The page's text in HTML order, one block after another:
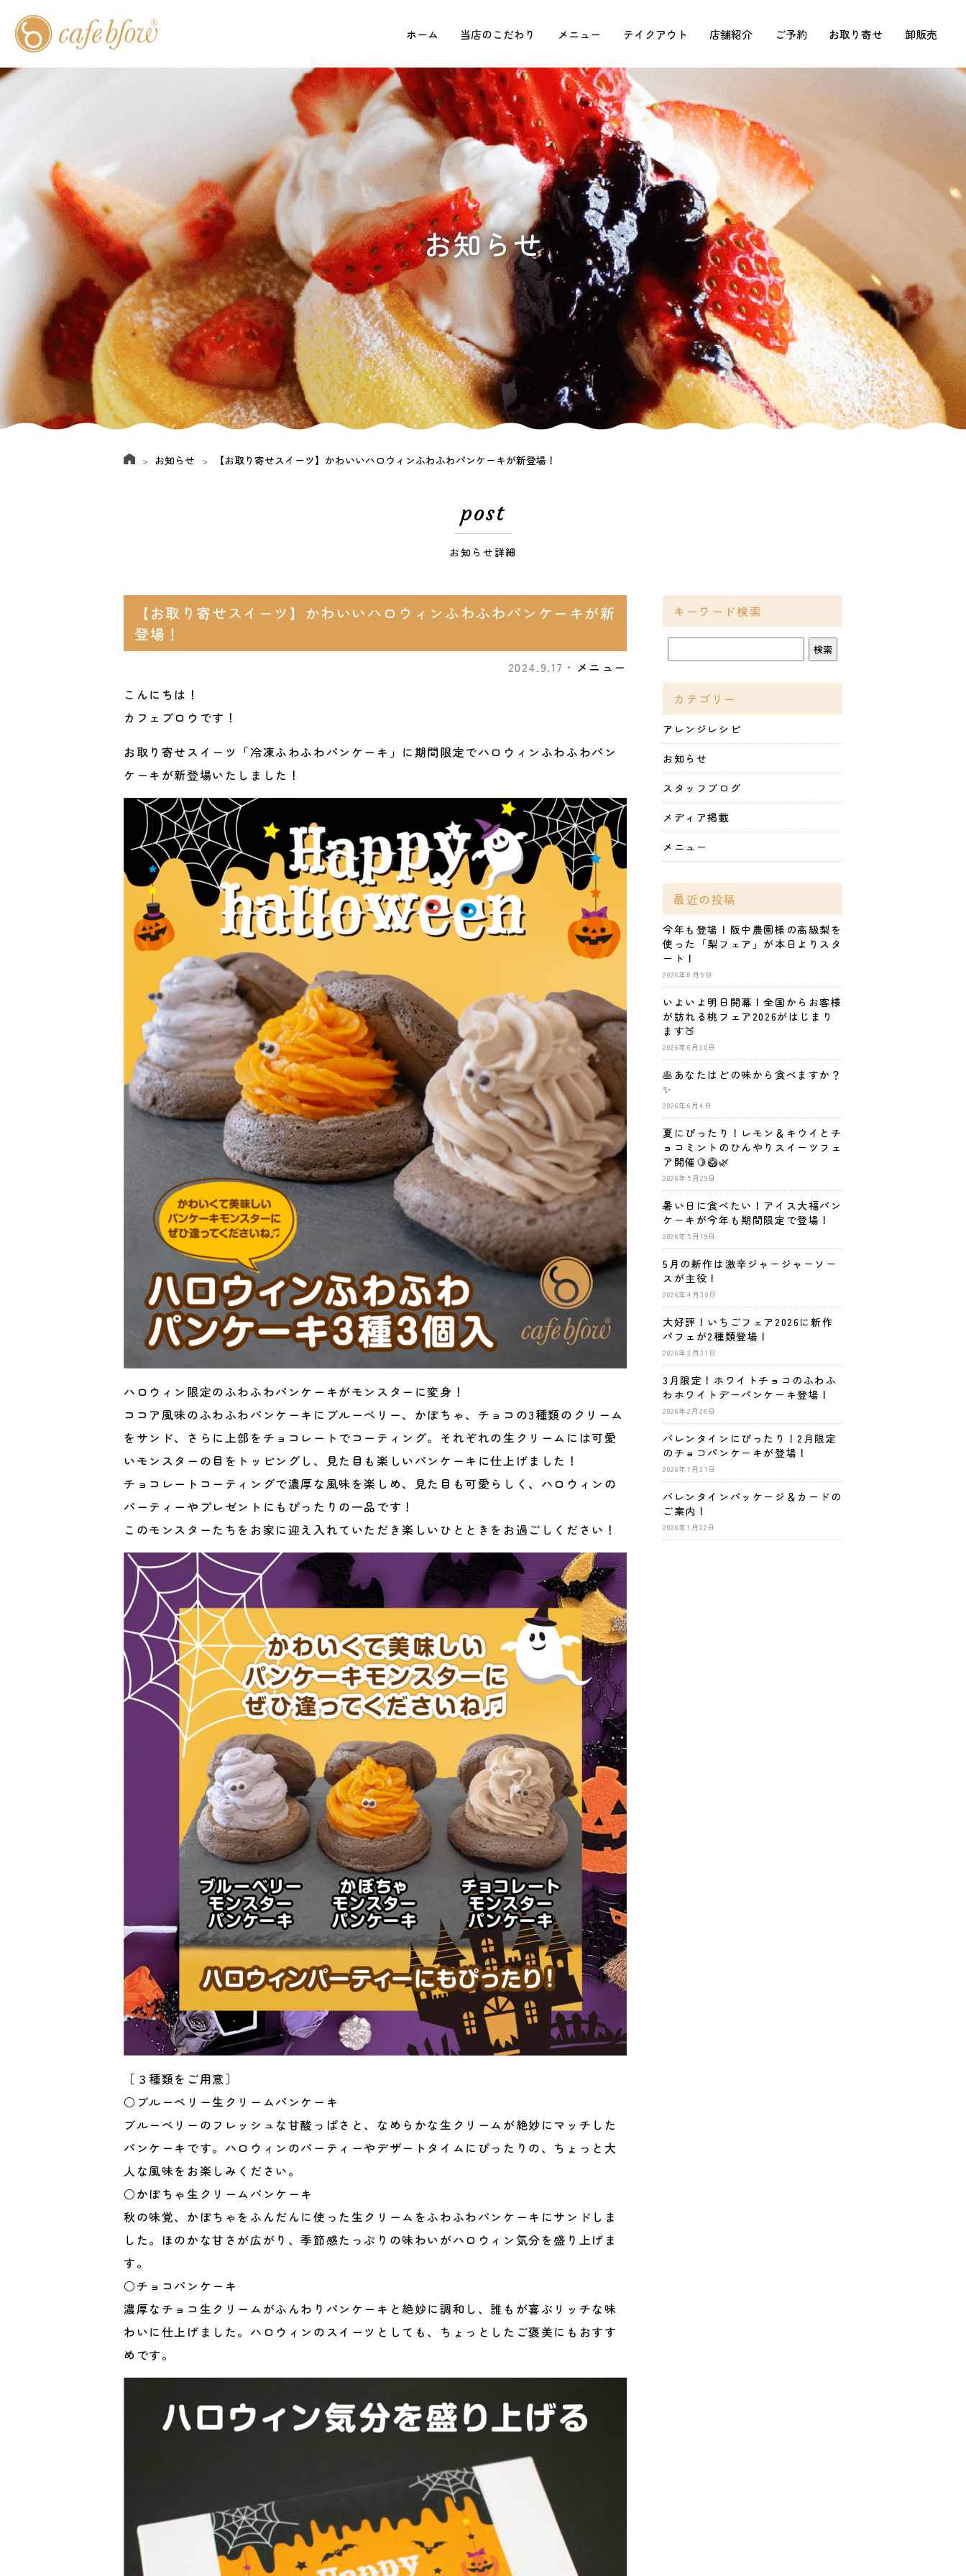
ホーム 当店のこだわり メニュー テイクアウト 店舗紹介 ご予約 お取り寄せ 卸販売
お知らせ
お知らせ 【お取り寄せスイーツ】かわいいハロウィンふわふわパンケーキが新登場！
post
お知らせ詳細
【お取り寄せスイーツ】かわいいハロウィンふわふわパンケーキが新
登場！
2024.9.17・ メニュー
こんにちは！
カフェブロウです！
お取り寄せスイーツ「冷凍ふわふわパンケーキ」に期間限定でハロウィンふわふわパン
ケーキが新登場いたしました！
ハロウィン限定のふわふわパンケーキがモンスターに変身！
ココア風味のふわふわパンケーキにブルーベリー、かぼちゃ、チョコの3種類のクリーム
をサンド、さらに上部をチョコレートでコーティング。それぞれの生クリームには可愛
いモンスターの目をトッピングし、見た目も楽しいパンケーキに仕上げました！
チョコレートコーティングで濃厚な風味を楽しめ、見た目も可愛らしく、ハロウィンの
パーティーやプレゼントにもぴったりの一品です！
このモンスターたちをお家に迎え入れていただき楽しいひとときをお過ごしください！
［３種類をご用意］
○ブルーベリー生クリームパンケーキ
ブルーベリーのフレッシュな甘酸っぱさと、なめらかな生クリームが絶妙にマッチした
パンケーキです。ハロウィンのパーティーやデザートタイムにぴったりの、ちょっと大
人な風味をお楽しみください。
○かぼちゃ生クリームパンケーキ
秋の味覚、かぼちゃをふんだんに使った生クリームをふわふわパンケーキにサンドしま
した。ほのかな甘さが広がり、季節感たっぷりの味わいがハロウィン気分を盛り上げま
す。
○チョコパンケーキ
濃厚なチョコ生クリームがふんわりパンケーキと絶妙に調和し、誰もが喜ぶリッチな味
わいに仕上げました。ハロウィンのスイーツとしても、ちょっとしたご褒美にもおすす
めです。
キーワード検索
カテゴリー
アレンジレシピ
お知らせ
スタッフブログ
メディア掲載
メニュー
最近の投稿
今年も登場！阪中農園様の高級梨を
使った「梨フェア」が本日よりスタ
ート！
2026年8月5日
いよいよ明日開幕！全国からお客様
が訪れる桃フェア2026がはじまり
ます🍑
2026年6月30日
🥞あなたはどの味から食べますか？
✨
2026年6月4日
夏にぴったり！レモン＆キウイとチ
ョコミントのひんやりスイーツフェ
ア開催🍋🥝🌿
2026年5月29日
暑い日に食べたい！アイス大福パン
ケーキが今年も期間限定で登場！
2026年5月19日
5月の新作は激辛ジャージャーソー
スが主役！
2026年4月30日
大好評！いちごフェア2026に新作
パフェが2種類登場！
2026年3月31日
3月限定！ホワイトチョコのふわふ
わホワイトデーパンケーキ登場！
2026年2月28日
バレンタインにぴったり！2月限定
のチョコパンケーキが登場！
2026年1月31日
バレンタインパッケージ＆カードの
ご案内！
2026年1月22日